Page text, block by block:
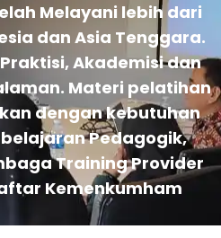
Melayani lebih dari
dan Asia Tenggara.
Akademisi dan
Materi pelatihan
dengan kebutuhan
Pedagogik,
Training Provider
Kemenkumham